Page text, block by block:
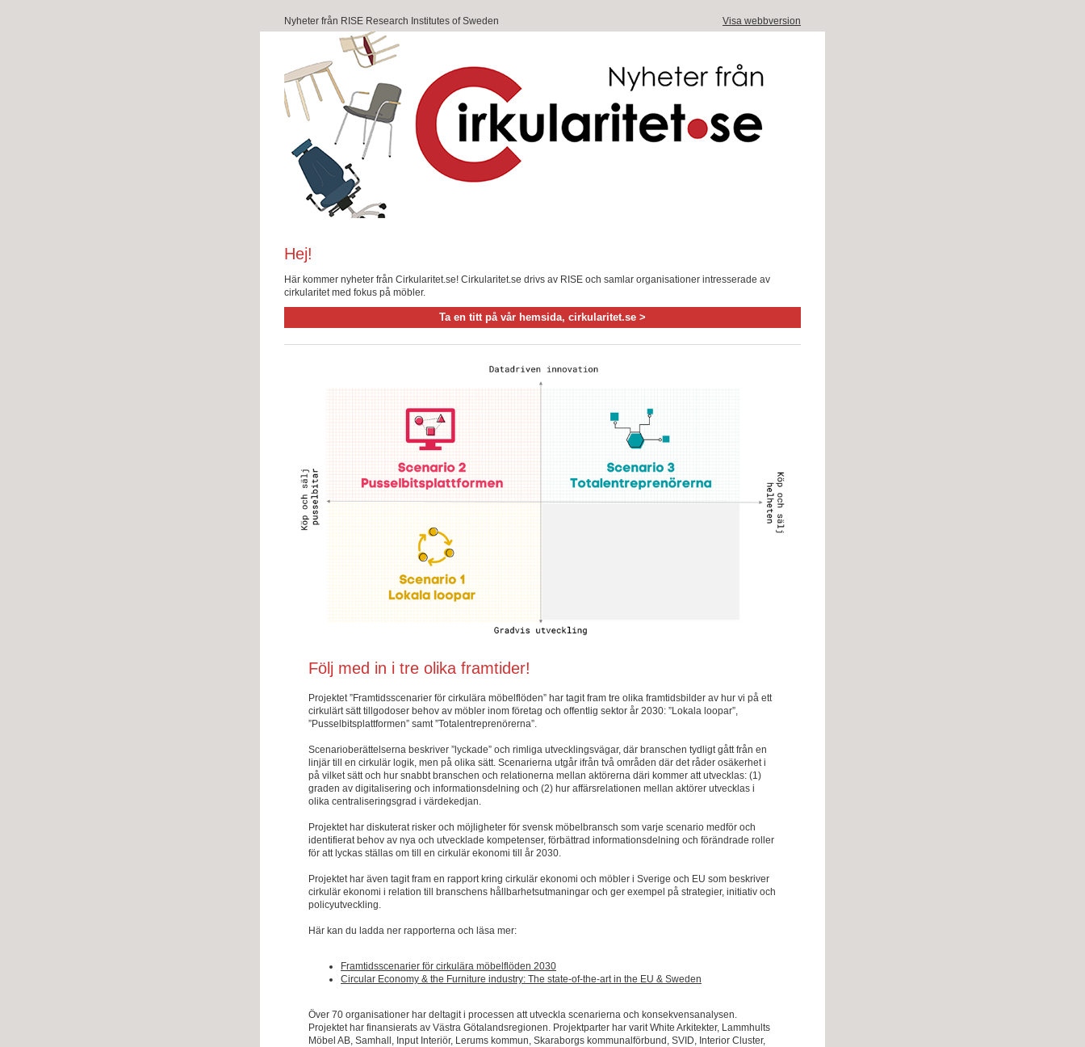
Nyheter från RISE Research Institutes of Sweden Visa webbversion
Hej!
Här kommer nyheter från Cirkularitet.se! Cirkularitet.se drivs av RISE och samlar organisationer intresserade av
cirkularitet med fokus på möbler.
Ta en titt på vår hemsida, cirkularitet.se >
Följ med in i tre olika framtider!
Projektet ”Framtidsscenarier för cirkulära möbelflöden” har tagit fram tre olika framtidsbilder av hur vi på ett
cirkulärt sätt tillgodoser behov av möbler inom företag och offentlig sektor år 2030: ”Lokala loopar”,
”Pusselbitsplattformen” samt ”Totalentreprenörerna”.
Scenarioberättelserna beskriver ”lyckade” och rimliga utvecklingsvägar, där branschen tydligt gått från en
linjär till en cirkulär logik, men på olika sätt. Scenarierna utgår ifrån två områden där det råder osäkerhet i
på vilket sätt och hur snabbt branschen och relationerna mellan aktörerna däri kommer att utvecklas: (1)
graden av digitalisering och informationsdelning och (2) hur affärsrelationen mellan aktörer utvecklas i
olika centraliseringsgrad i värdekedjan.
Projektet har diskuterat risker och möjligheter för svensk möbelbransch som varje scenario medför och
identifierat behov av nya och utvecklade kompetenser, förbättrad informationsdelning och förändrade roller
för att lyckas ställas om till en cirkulär ekonomi till år 2030.
Projektet har även tagit fram en rapport kring cirkulär ekonomi och möbler i Sverige och EU som beskriver
cirkulär ekonomi i relation till branschens hållbarhetsutmaningar och ger exempel på strategier, initiativ och
policyutveckling.
Här kan du ladda ner rapporterna och läsa mer:
Framtidsscenarier för cirkulära möbelflöden 2030
Circular Economy & the Furniture industry: The state-of-the-art in the EU & Sweden
Över 70 organisationer har deltagit i processen att utveckla scenarierna och konsekvensanalysen.
Projektet har finansierats av Västra Götalandsregionen. Projektparter har varit White Arkitekter, Lammhults
Möbel AB, Samhall, Input Interiör, Lerums kommun, Skaraborgs kommunalförbund, SVID, Interior Cluster,